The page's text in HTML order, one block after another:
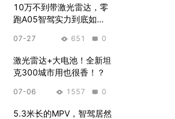
10万不到带激光雷达，零
跑A05智驾实力到底如
07-27 651 0
激光雷达+大电池！全新坦
克300城市用也很香！？
07-06 1557 0
5.3米长的MPV，智驾居然